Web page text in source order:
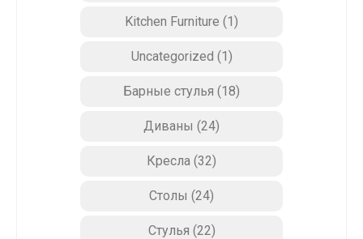
Kitchen Furniture (1)
Uncategorized (1)
Барные стулья (18)
Диваны (24)
Кресла (32)
Столы (24)
Стулья (22)